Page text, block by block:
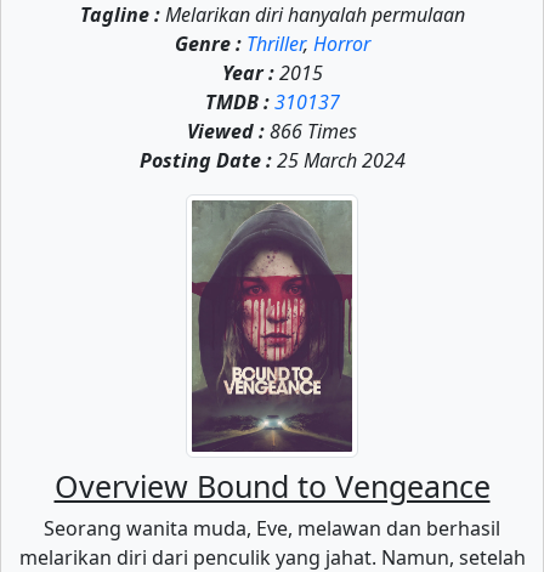
Tagline :Melarikan diri hanyalah permulaan
Genre : Thriller, Horror
Year :2015
TMDB : 310137
Viewed :866 Times
Posting Date :25 March 2024
Overview Bound to Vengeance
Seorang wanita muda, Eve, melawan dan berhasil
melarikan diri dari penculik yang jahat. Namun, setelah